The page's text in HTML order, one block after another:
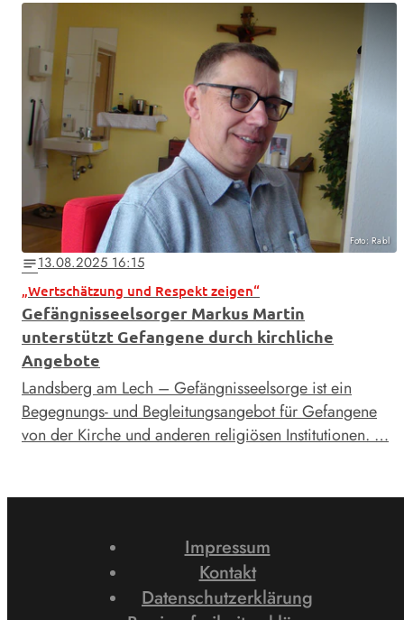
Foto: Rabl
notes13.08.2025 16:15
„Wertschätzung und Respekt zeigen“
Gefängnisseelsorger Markus Martin
unterstützt Gefangene durch kirchliche
Angebote
Landsberg am Lech – Gefängnisseelsorge ist ein
Begegnungs- und Begleitungsangebot für Gefangene
von der Kirche und anderen religiösen Institutionen. …
Impressum
Kontakt
Datenschutzerklärung